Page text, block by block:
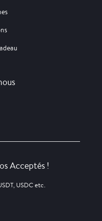
Acceptés !
USDC etc.